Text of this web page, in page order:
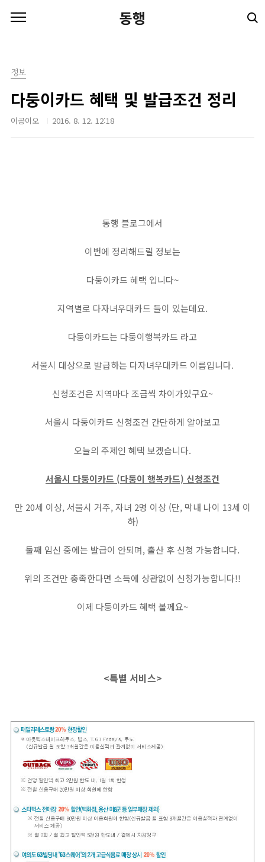
동행
정보
다둥이카드 혜택 및 발급조건 정리
이공이오 2016. 8. 12. 12:18
동행 블로그에서
이번에 정리해드릴 정보는
다둥이카드 혜택 입니다~
지역별로 다자녀우대카드 들이 있는데요.
다둥이카드는 다둥이행복카드 라고
서울시 대상으로 발급하는 다자녀우대카드 이름입니다.
신청조건은 지역마다 조금씩 차이가있구요~
서울시 다둥이카드 신청조건 간단하게 알아보고
오늘의 주제인 혜택 보겠습니다.
서울시 다둥이카드 (다둥이 행복카드) 신청조건
만 20세 이상, 서울시 거주, 자녀 2명 이상 (단, 막내 나이 13세 이
하)
둘째 임신 중에는 발급이 안되며, 출산 후 신청 가능합니다.
위의 조건만 충족한다면 소득에 상관없이 신청가능합니다!!
이제 다둥이카드 혜택 볼께요~
<특별 서비스>